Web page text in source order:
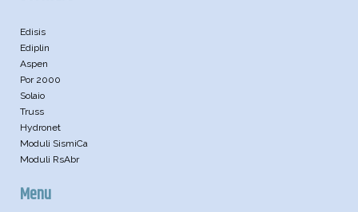
Edisis
Ediplin
Aspen
Por 2000
Solaio
Truss
Hydronet
Moduli SismiCa
Moduli RsAbr
Menu